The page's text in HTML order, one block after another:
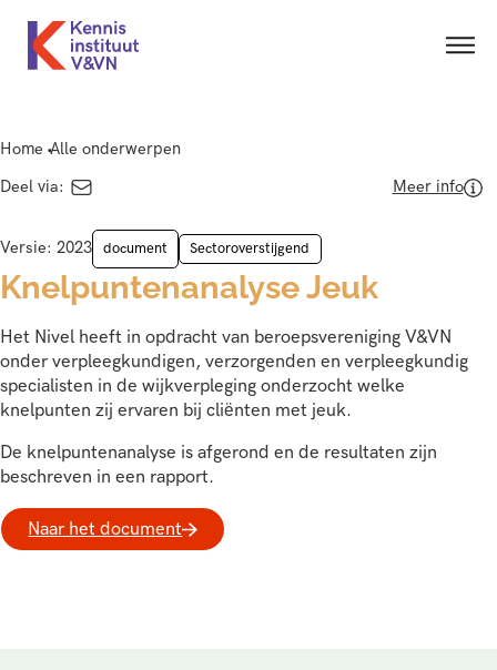
Home Alle onderwerpen
Knelpuntenanalyse Jeuk
2023 document Sectoroverstijgend
Deel via: Meer info
Het Nivel heeft in opdracht van beroepsvereniging V&VN
onder verpleegkundigen, verzorgenden en verpleegkundig
specialisten in de wijkverpleging onderzocht welke
knelpunten zij ervaren bij cliënten met jeuk.
De knelpuntenanalyse is afgerond en de resultaten zijn
beschreven in een rapport.
Naar het document